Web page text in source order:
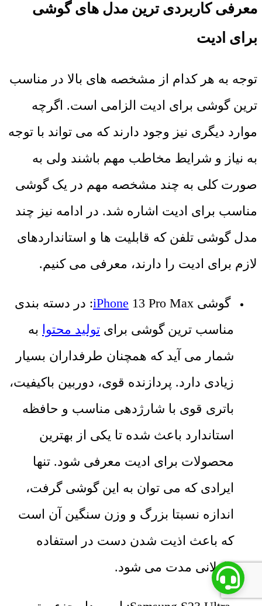
معرفی کاربردی ترین مدل های گوشی
برای ادیت
توجه به هر کدام از مشخصه های بالا در مناسب
ترین گوشی برای ادیت الزامی است. اگرچه
موارد دیگری نیز وجود دارند که می تواند با توجه
به نیاز و شرایط مخاطب مهم باشند ولی به
صورت کلی به چند مشخصه مهم در یک گوشی
مناسب برای ادیت اشاره شد. در ادامه نیز چند
مدل گوشی تلفن که قابلیت ها و استانداردهای
لازم برای ادیت را دارند، معرفی می کنیم.
گوشی iPhone13 Pro Max: در دسته بندی
مناسب ترین گوشی برای تولید محتوا به
شمار می آید که همچنان طرفداران بسیار
زیادی دارد. پردازنده قوی، دوربین باکیفیت،
باتری قوی با شارژدهی مناسب و حافظه
استاندارد باعث شده تا یکی از بهترین
محصولات برای ادیت معرفی شود. تنها
ایرادی که می توان به این گوشی گرفت،
اندازه نسبتا بزرگ و وزن سنگین آن است
که باعث اذیت شدن دست در استفاده
طولانی مدت می شود.